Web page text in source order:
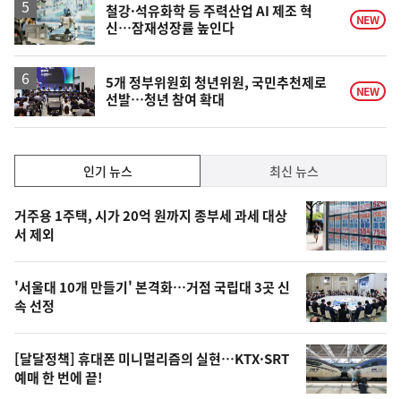
철강·석유화학 등 주력산업 AI 제조 혁
신…잠재성장률 높인다
NEW
5개 정부위원회 청년위원, 국민추천제로
선발…청년 참여 확대
NEW
기,
최
신,
오
늘
의
영
상
인기 뉴스 최신 뉴스
기
뉴
스
거주용 1주택, 시가 20억 원까지 종부세 과세 대상
서 제외
'서울대 10개 만들기' 본격화…거점 국립대 3곳 신
속 선정
[달달정책] 휴대폰 미니멀리즘의 실현…KTX·SRT
예매 한 번에 끝!